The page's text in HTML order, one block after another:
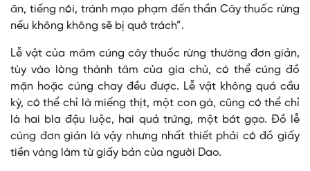
ăn, tiếng nói, tránh mạo phạm đến thần Cây thuốc rừng
nếu không không sẽ bị quở trách”.
Lễ vật của mâm cúng cây thuốc rừng thường đơn giản,
tùy vào lòng thành tâm của gia chủ, có thể cúng đồ
mặn hoặc cúng chay đều được. Lễ vật không quá cầu
kỳ, có thể chỉ là miếng thịt, một con gà, cũng có thể chỉ
là hai bìa đậu luộc, hai quả trứng, một bát gạo. Đồ lễ
cúng đơn giản là vậy nhưng nhất thiết phải có đồ giấy
tiền vàng làm từ giấy bản của người Dao.